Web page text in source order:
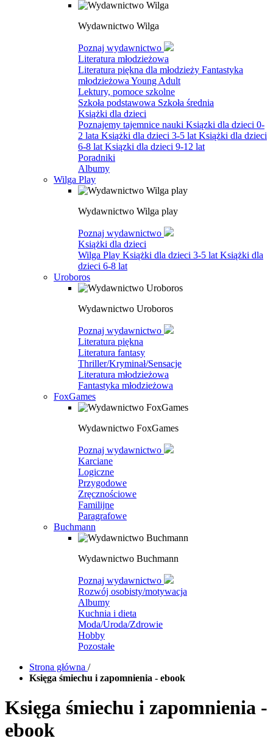
Wydawnictwo Wilga
Poznaj wydawnictwo
Literatura młodzieżowa
Literatura piękna dla młodzieży Fantastyka
młodzieżowa Young Adult
Lektury, pomoce szkolne
Szkoła podstawowa Szkoła średnia
Książki dla dzieci
Poznajemy tajemnice nauki Ksiązki dla dzieci 0-
2 lata Książki dla dzieci 3-5 lat Książki dla dzieci
6-8 lat Ksiązki dla dzieci 9-12 lat
Poradniki
Albumy
Wilga Play
Wydawnictwo Wilga play
Poznaj wydawnictwo
Książki dla dzieci
Wilga Play Książki dla dzieci 3-5 lat Książki dla
dzieci 6-8 lat
Uroboros
Wydawnictwo Uroboros
Poznaj wydawnictwo
Literatura piękna
Literatura fantasy
Thriller/Kryminał/Sensacje
Literatura młodzieżowa
Fantastyka młodzieżowa
FoxGames
Wydawnictwo FoxGames
Poznaj wydawnictwo
Karciane
Logiczne
Przygodowe
Zręcznościowe
Familijne
Paragrafowe
Buchmann
Wydawnictwo Buchmann
Poznaj wydawnictwo
Rozwój osobisty/motywacja
Albumy
Kuchnia i dieta
Moda/Uroda/Zdrowie
Hobby
Pozostałe
Strona główna /
Księga śmiechu i zapomnienia - ebook
Księga śmiechu i zapomnienia -
ebook